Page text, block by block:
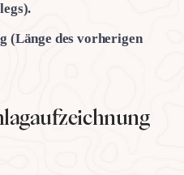
(Länge des vorherigen